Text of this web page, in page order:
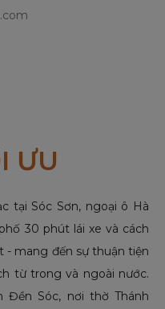
ƯU
tại Sóc Sơn, ngoại ô Hà
30 phút lái xe và cách
- mang đến sự thuận tiện
từ trong và ngoài nước.
Đền Sóc, nơi thờ Thánh